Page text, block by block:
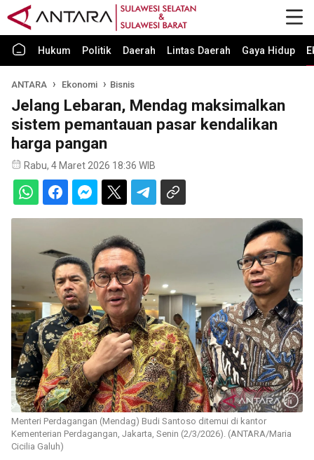
Hukum Politik Daerah Lintas Daerah Gaya Hidup
ANTARA Ekonomi Bisnis
Jelang Lebaran, Mendag maksimalkan
sistem pemantauan pasar kendalikan
harga pangan
Rabu, 4 Maret 2026 18:36 WIB
Menteri Perdagangan (Mendag) Budi Santoso ditemui di kantor
Kementerian Perdagangan, Jakarta, Senin (2/3/2026). (ANTARA/Maria
Cicilia Galuh)